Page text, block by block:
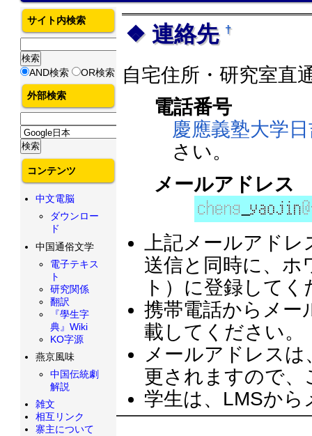
連絡先 †
自宅住所・研究室直
電話番号
慶應義塾大学
さい。
メールアドレス
上記メールアドレ
送信と同時に、ホ
ト）に登録してく
携帯電話からメー
載してください。
メールアドレス
更されますので、
学生は、LMSか
サイト内検索
AND検索 OR検索
外部検索
コンテンツ
中文電脳
ダウンロー
ド
中国通俗文学
電子テキス
ト
研究関係
翻訳
『學生字
典』Wiki
KO字源
燕京風味
中国伝統劇
解説
雑文
相互リンク
寨主について